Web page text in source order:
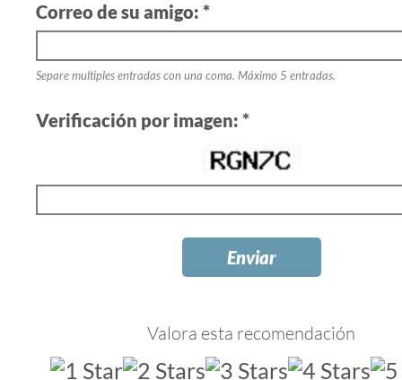
Correo de su amigo: *
Separe multiples entradas con una coma. Máximo 5 entradas.
Verificación por imagen: *
Valora esta recomendación